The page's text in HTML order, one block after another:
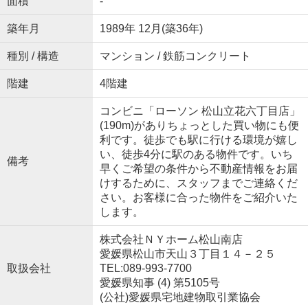
築年月 1989年 12月(築36年)
種別 / 構造 マンション / 鉄筋コンクリート
階建 4階建
備考
コンビニ「ローソン 松山立花六丁目店」
(190m)がありちょっとした買い物にも便
利です。徒歩でも駅に行ける環境が嬉し
い、徒歩4分に駅のある物件です。いち
早くご希望の条件から不動産情報をお届
けするために、スタッフまでご連絡くだ
さい。お客様に合った物件をご紹介いた
します。
取扱会社
株式会社ＮＹホーム松山南店
愛媛県松山市天山３丁目１４－２５
TEL:089-993-7700
愛媛県知事 (4) 第5105号
(公社)愛媛県宅地建物取引業協会